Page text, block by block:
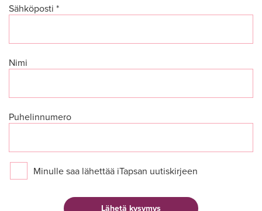
Sähköposti *
Nimi
Puhelinnumero
Minulle saa lähettää iTapsan uutiskirjeen